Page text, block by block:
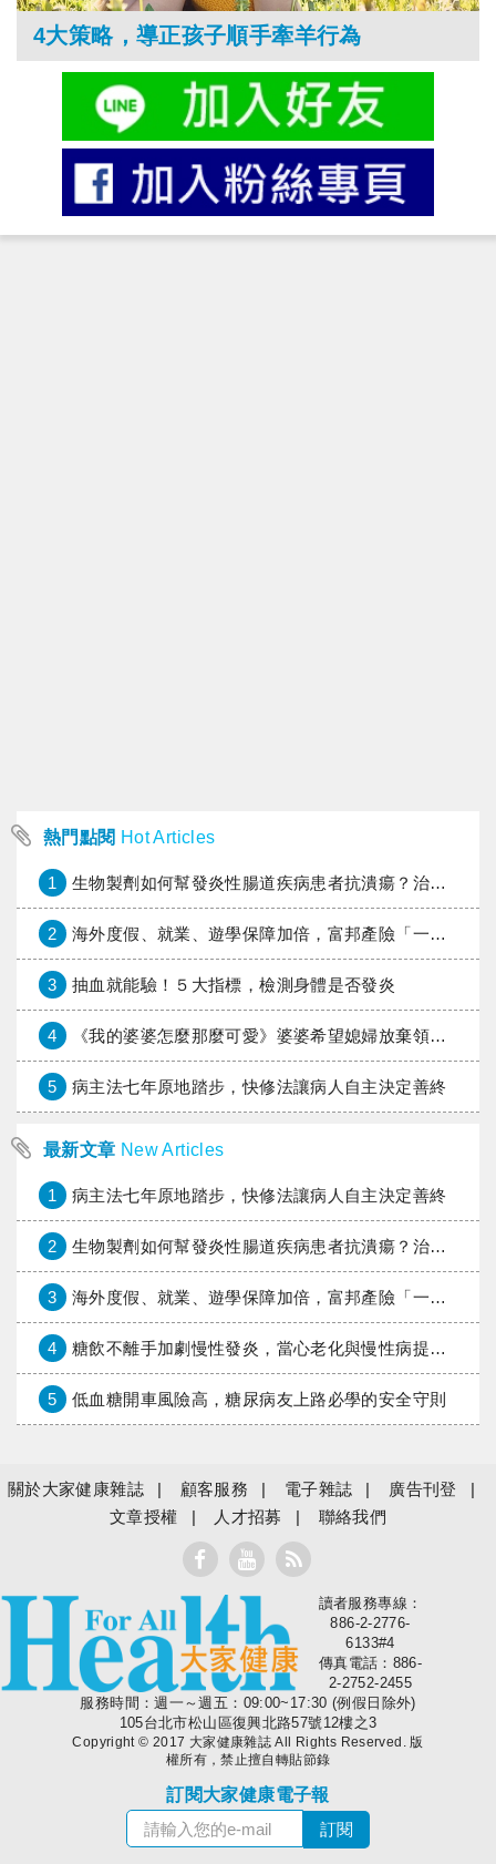
4大策略，導正孩子順手牽羊行為
熱門點閱 Hot Articles
1 生物製劑如何幫發炎性腸道疾病患者抗潰瘍？治療進展與健保給付困境一次看
2 海外度假、就業、遊學保障加倍，富邦產險「一期逐夢」專案加碼遠距醫療與緊急救援
3 抽血就能驗！５大指標，檢測身體是否發炎
4 《我的婆婆怎麼那麼可愛》婆婆希望媳婦放棄領取已故兒子身故理賠金，可以這樣做嗎？
5 病主法七年原地踏步，快修法讓病人自主決定善終
最新文章 New Articles
1 病主法七年原地踏步，快修法讓病人自主決定善終
2 生物製劑如何幫發炎性腸道疾病患者抗潰瘍？治療進展與健保給付困境一次看
3 海外度假、就業、遊學保障加倍，富邦產險「一期逐夢」專案加碼遠距醫療與緊急救援
4 糖飲不離手加劇慢性發炎，當心老化與慢性病提早報到
5 低血糖開車風險高，糖尿病友上路必學的安全守則
關於大家健康雜誌 顧客服務 電子雜誌
廣告刊登
文章授權
人才招募 聯絡我們
大家健康
讀者服務專線：
886-2-2776-
6133#4
傳真電話：886-
2-2752-2455
服務時間：週一～週五：09:00~17:30 (例假日除外)
105台北市松山區復興北路57號12樓之3
Copyright © 2017 大家健康雜誌 All Rights Reserved. 版
權所有，禁止擅自轉貼節錄
訂閱大家健康電子報